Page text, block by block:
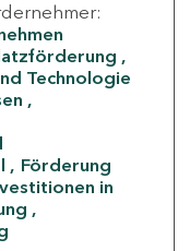
Technologie
Förderung
in